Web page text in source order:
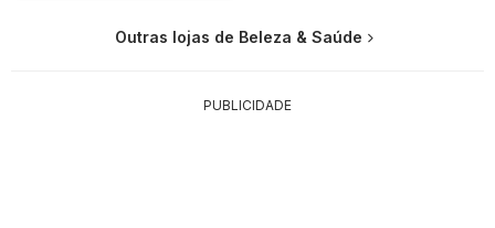
Outras lojas de Beleza & Saúde
PUBLICIDADE